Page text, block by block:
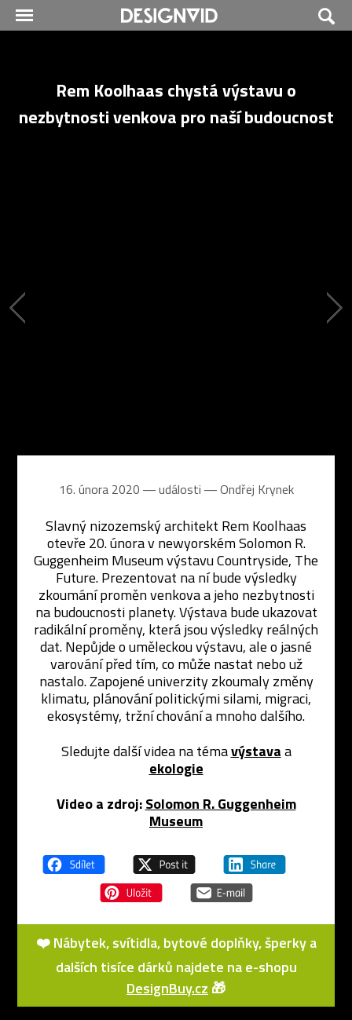
Rem Koolhaas chystá výstavu o
nezbytnosti venkova pro naší budoucnost
16. února 2020 ― události ―Ondřej Krynek
Slavný nizozemský architekt Rem Koolhaas
otevře 20. února v newyorském Solomon R.
Guggenheim Museum výstavu Countryside, The
Future. Prezentovat na ní bude výsledky
zkoumání proměn venkova a jeho nezbytnosti
na budoucnosti planety. Výstava bude ukazovat
radikální proměny, která jsou výsledky reálných
dat. Nepůjde o uměleckou výstavu, ale o jasné
varování před tím, co může nastat nebo už
nastalo. Zapojené univerzity zkoumaly změny
klimatu, plánování politickými silami, migraci,
ekosystémy, tržní chování a mnoho dalšího.
Sledujte další videa na témavýstavaa
ekologie
Video a zdroj: Solomon R. Guggenheim
Museum
❤️ Nábytek, svítidla, bytové doplňky, šperky a
dalších tisíce dárků najdete na e-shopu
DesignBuy.cz 🎁